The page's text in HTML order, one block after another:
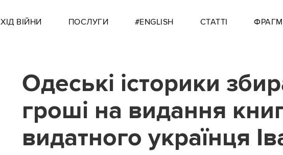
ХІД ВІЙНИ ПОСЛУГИ #ENGLISH СТАТТІ
Одеські історики
гроші на видання
видатного українця